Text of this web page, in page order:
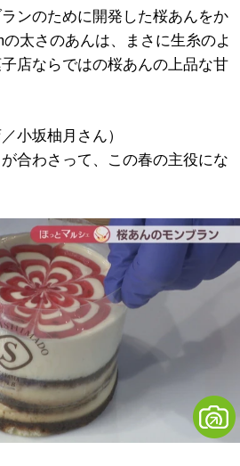
ンのために開発した桜あんをか
太さのあんは、まさに生糸のよ
店ならではの桜あんの上品な甘
小坂柚月さん）
が合わさって、この春の主役にな